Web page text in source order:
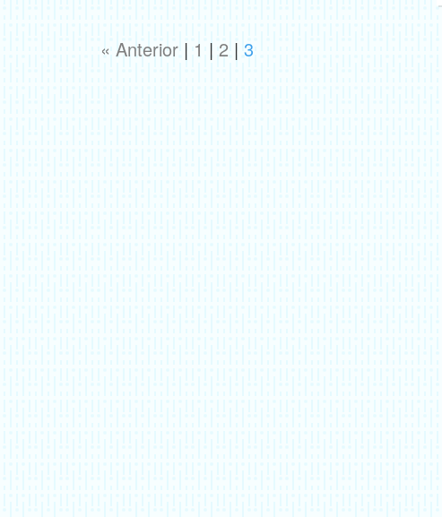
« Anterior | 1 | 2 | 3